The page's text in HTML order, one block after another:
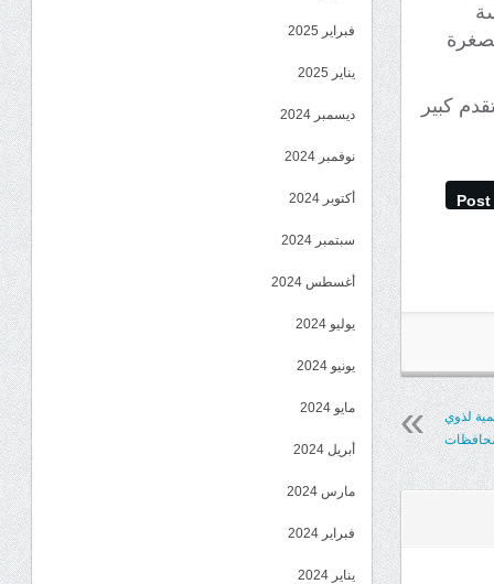
كبير
Post
لذوي
فبراير 2025
يناير 2025
ديسمبر 2024
نوفمبر 2024
أكتوبر 2024
سبتمبر 2024
أغسطس 2024
يوليو 2024
يونيو 2024
مايو 2024
أبريل 2024
مارس 2024
فبراير 2024
يناير 2024